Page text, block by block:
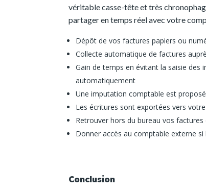
véritable casse-tête et très
partager en temps réel avec votre
Dépôt de vos factures papiers ou
Collecte automatique de factures
Gain de temps en évitant la saisie
automatiquement
Une imputation comptable est
Les écritures sont exportées vers
Retrouver hors du bureau vos
Donner accès au comptable externe si
Conclusion